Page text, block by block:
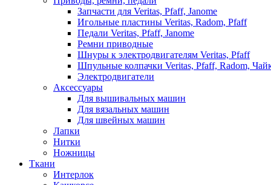
Запчасти для Veritas, Pfaff, Janome
Игольные пластины Veritas, Radom, Pfaff
Педали Veritas, Pfaff, Janome
Ремни приводные
Шнуры к электродвигателям Veritas, Pfaff
Шпульные колпачки Veritas, Pfaff, Radom,
Электродвигатели
Аксессуары
Для вышивальных машин
Для вязальных машин
Для швейных машин
Лапки
Нитки
Ножницы
Ткани
Интерлок